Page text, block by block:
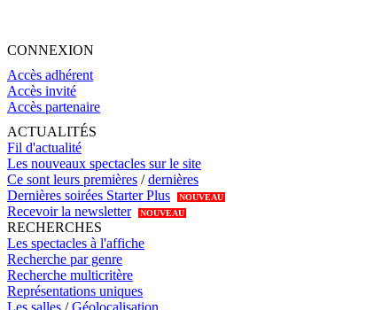
CONNEXION
Accès adhérent
Accès invité
Accès partenaire
ACTUALITÉS
Fil d'actualité
Les nouveaux spectacles sur le site
Ce sont leurs premières /dernières
Dernières soirées Starter Plus
NOUVEAU
Recevoir la newsletter NOUVEAU
RECHERCHES
Les spectacles à l'affiche
Recherche par genre
Recherche multicritère
Représentations uniques